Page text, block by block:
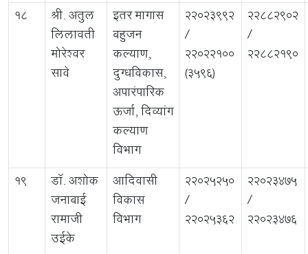
18
श्री. अतुल
लिलावती
मोरेश्वर
सावे
इतर मागास
बहुजन
कल्याण,
दुग्धविकास,
अपारंपारिक
ऊर्जा, दिव्यांग
कल्याण
विभाग
22023992
/
22022100
(3596)
22882902
/
22882190
19
डॉ. अशोक
जनाबाई
रामाजी
उईके
आदिवासी
विकास
विभाग
22025250
/
22025362
22023475
/
22023476